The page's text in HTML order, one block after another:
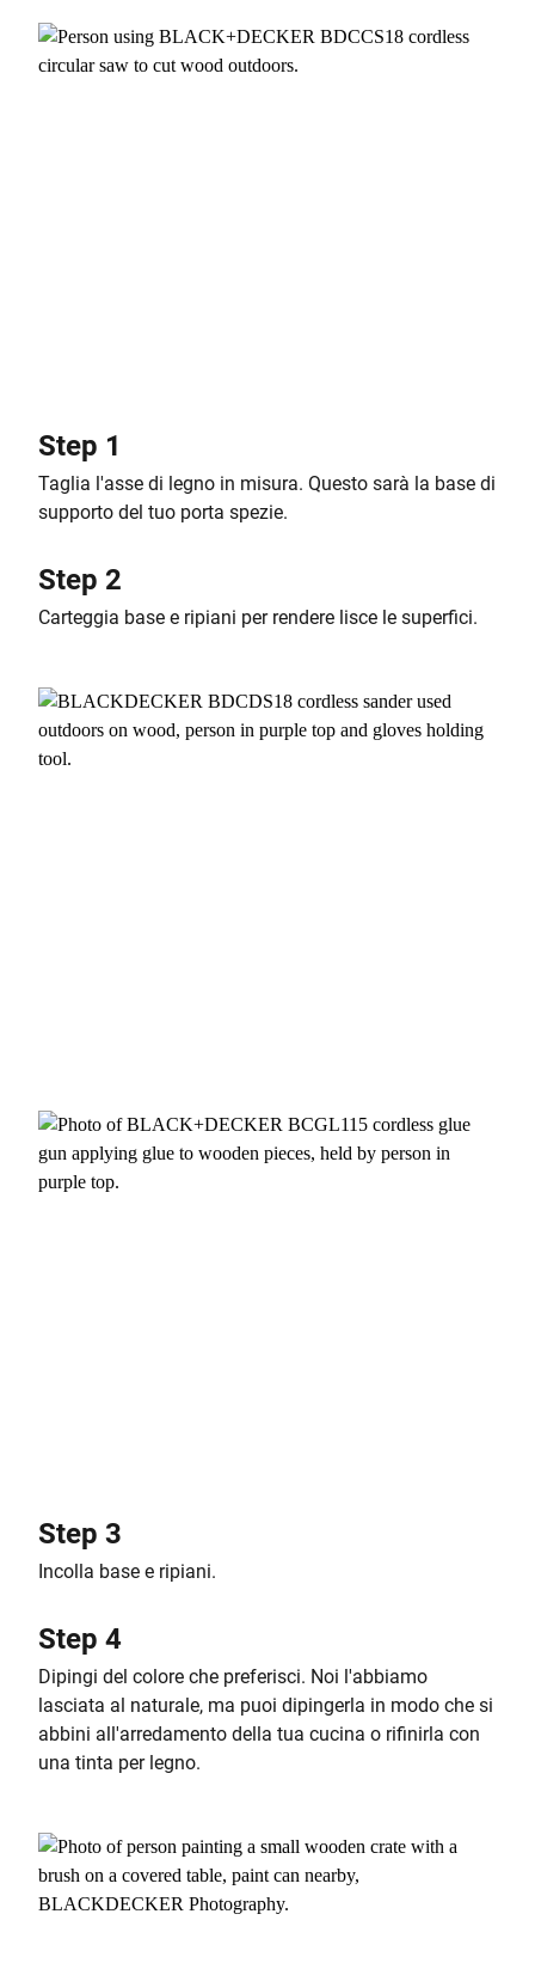
Step 1
Taglia l'asse di legno in misura. Questo sarà la base di
supporto del tuo porta spezie.
Step 2
Carteggia base e ripiani per rendere lisce le superfici.
Step 3
Incolla base e ripiani.
Step 4
Dipingi del colore che preferisci. Noi l'abbiamo
lasciata al naturale, ma puoi dipingerla in modo che si
abbini all'arredamento della tua cucina o rifinirla con
una tinta per legno.